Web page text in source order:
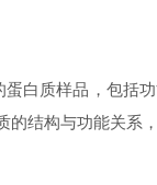
白质样品，包括
结构与功能关